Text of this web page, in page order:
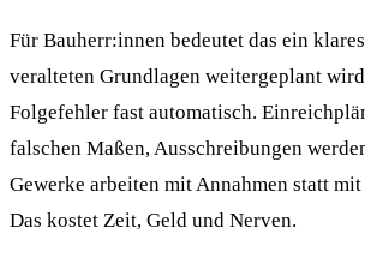
Für Bauherr:innen bedeutet das ein
veralteten Grundlagen weitergeplant
Folgefehler fast automatisch.
falschen Maßen, Ausschreibungen
Gewerke arbeiten mit Annahmen statt
Das kostet Zeit, Geld und Nerven.